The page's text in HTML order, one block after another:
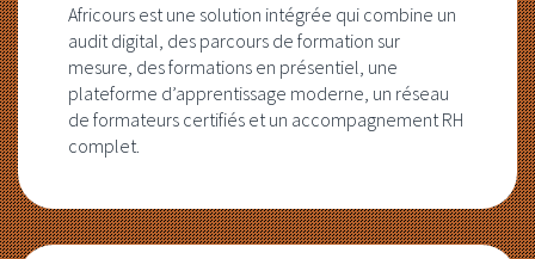
Africours est une solution intégrée qui combine un
audit digital, des parcours de formation sur
mesure, des formations en présentiel, une
plateforme d’apprentissage moderne, un réseau
de formateurs certifiés et un accompagnement RH
complet.